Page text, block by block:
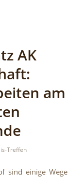
AK
am
Treffen
sind einige Wege